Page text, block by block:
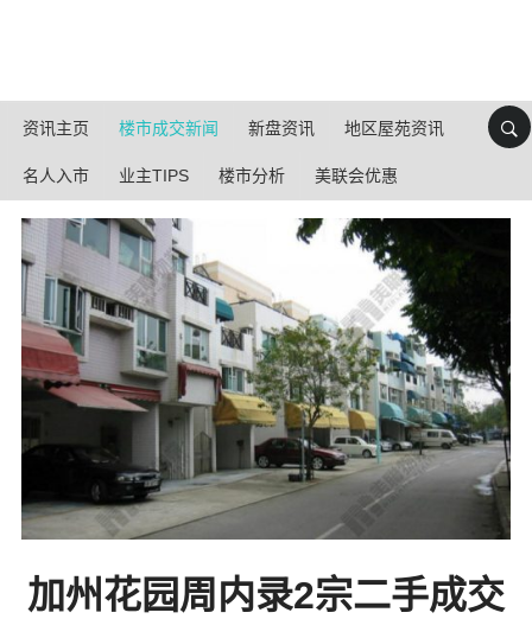
资讯主页 楼市成交新闻 新盘资讯 地区屋苑资讯
名人入市 业主TIPS 楼市分析 美联会优惠
加州花园周内录2宗二手成交